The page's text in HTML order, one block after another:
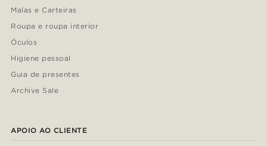
Malas e Carteiras
Roupa e roupa interior
Óculos
Higiene pessoal
Guia de presentes
Archive Sale
APOIO AO CLIENTE